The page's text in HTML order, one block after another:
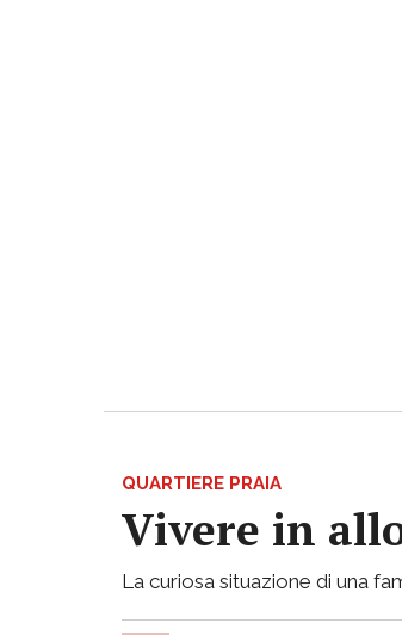
QUARTIERE PRAIA
Vivere in
La curiosa situazione di una